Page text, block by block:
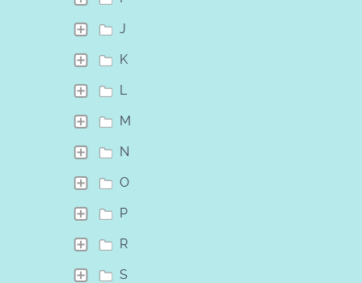
J
K
L
M
N
O
P
R
S